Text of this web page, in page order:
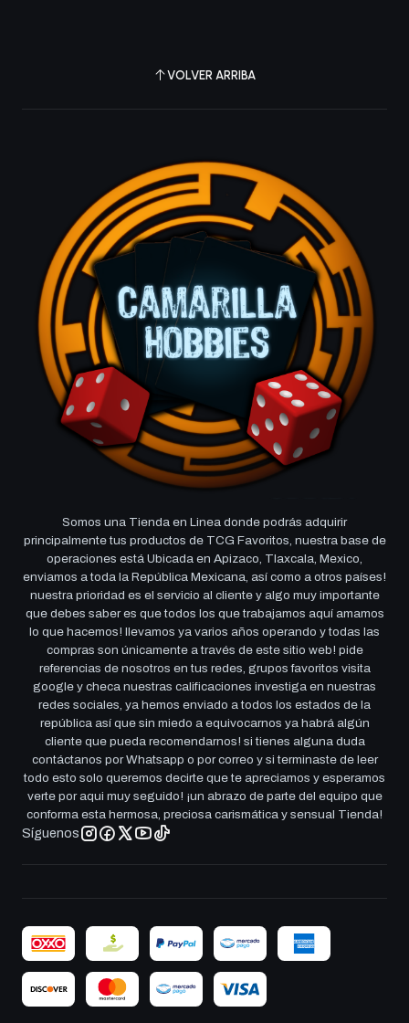
VOLVER ARRIBA
Somos una Tienda en Linea donde podrás adquirir
principalmente tus productos de TCG Favoritos, nuestra base de
operaciones está Ubicada en Apizaco, Tlaxcala, Mexico,
enviamos a toda la República Mexicana, así como a otros países!
nuestra prioridad es el servicio al cliente y algo muy importante
que debes saber es que todos los que trabajamos aquí amamos
lo que hacemos! llevamos ya varios años operando y todas las
compras son únicamente a través de este sitio web! pide
referencias de nosotros en tus redes, grupos favoritos visita
google y checa nuestras calificaciones investiga en nuestras
redes sociales, ya hemos enviado a todos los estados de la
república así que sin miedo a equivocarnos ya habrá algún
cliente que pueda recomendarnos! si tienes alguna duda
contáctanos por Whatsapp o por correo y si terminaste de leer
todo esto solo queremos decirte que te apreciamos y esperamos
verte por aqui muy seguido! ¡un abrazo de parte del equipo que
conforma esta hermosa, preciosa carismática y sensual Tienda!
Síguenos